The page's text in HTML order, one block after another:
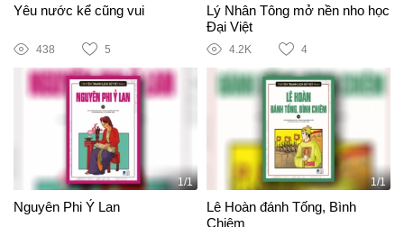
Yêu nước kể cũng vui
438 5
Lý Nhân Tông mở nền nho học
Đại Việt
4.2K 4
1/1
Nguyên Phi Ỷ Lan
1/1
Lê Hoàn đánh Tống, Bình
Chiêm